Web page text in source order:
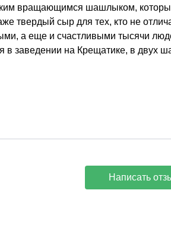
вращающимся шашлыком,
твердый сыр для тех, кто не
а еще и счастливыми тысячи
в заведении на Крещатике, в двух
Написать